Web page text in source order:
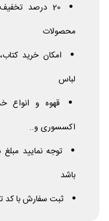
محصولات
امکان خرید
لباس
قهوه و انواع
اکسسوری و..
باشد
ثبت سفارش با کد